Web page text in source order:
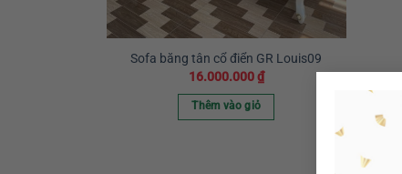
Sofa băng tân cổ điển GR Louis09
16.000.000₫
Thêm vào giỏ